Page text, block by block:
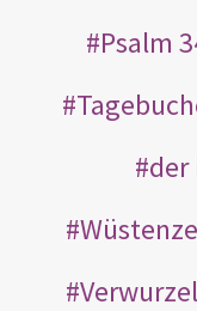
Psalm
der